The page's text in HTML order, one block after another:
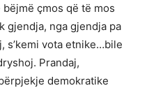
çmos që të mos
gjendja, nga gjendja pa
s’kemi vota etnike…bile
Prandaj,
demokratike